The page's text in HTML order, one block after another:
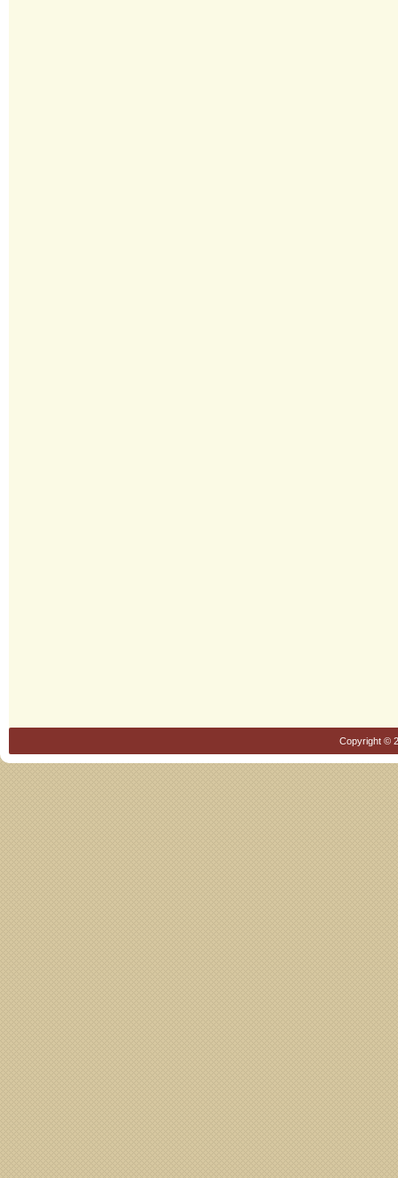
Copyright ©